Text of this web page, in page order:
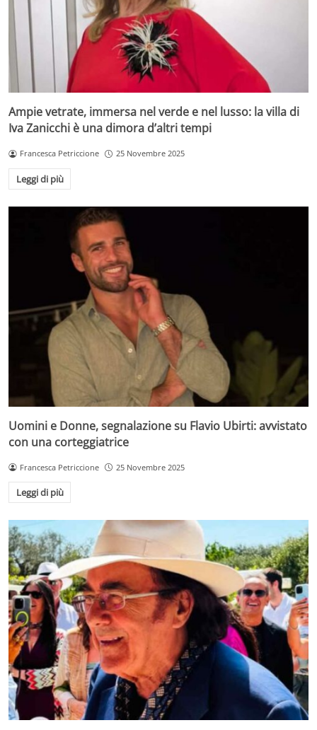
Ampie vetrate, immersa nel verde e nel lusso: la villa di
Iva Zanicchi è una dimora d’altri tempi
Francesca Petriccione 25 Novembre 2025
Leggi di più
Uomini e Donne, segnalazione su Flavio Ubirti: avvistato
con una corteggiatrice
Francesca Petriccione 25 Novembre 2025
Leggi di più